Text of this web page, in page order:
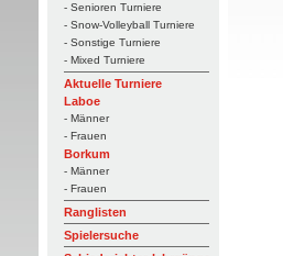
- Senioren Turniere
- Snow-Volleyball Turniere
- Sonstige Turniere
- Mixed Turniere
Aktuelle Turniere
Laboe
- Männer
- Frauen
Borkum
- Männer
- Frauen
Ranglisten
Spielersuche